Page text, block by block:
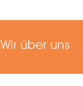
Wir über uns